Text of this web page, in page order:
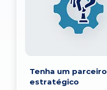
Tenha um parceiro
estratégico